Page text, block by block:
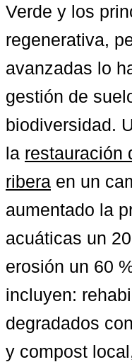
Verde y los
regenerativa,
avanzadas lo
gestión de
biodiversidad.
la restauración
ribera en un
aumentado la
acuáticas un
erosión un 60
incluyen:
degradados
y compost